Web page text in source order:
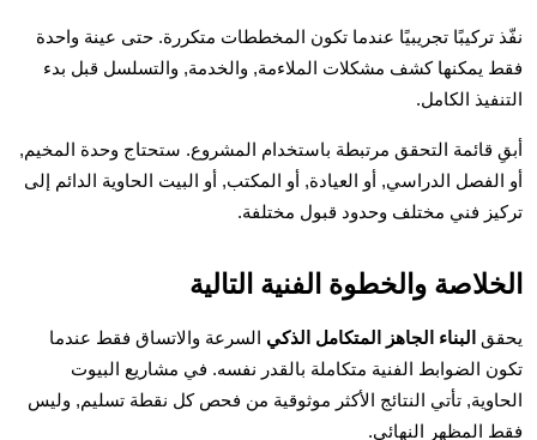
نفّذ تركيبًا تجريبيًا عندما تكون المخططات متكررة. حتى عينة واحدة
فقط يمكنها كشف مشكلات الملاءمة, والخدمة, والتسلسل قبل بدء
التنفيذ الكامل.
أبقِ قائمة التحقق مرتبطة باستخدام المشروع. ستحتاج وحدة المخيم,
أو الفصل الدراسي, أو العيادة, أو المكتب, أو البيت الحاوية الدائم إلى
تركيز فني مختلف وحدود قبول مختلفة.
الخلاصة والخطوة الفنية التالية
يحقق البناء الجاهز المتكامل الذكي السرعة والاتساق فقط عندما
تكون الضوابط الفنية متكاملة بالقدر نفسه. في مشاريع البيوت
الحاوية, تأتي النتائج الأكثر موثوقية من فحص كل نقطة تسليم, وليس
فقط المظهر النهائي.